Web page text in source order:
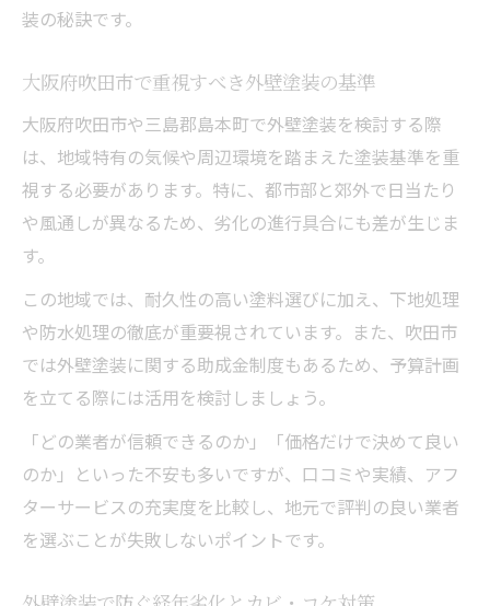
装の秘訣です。
大阪府吹田市で重視すべき外壁塗装の基準
大阪府吹田市や三島郡島本町で外壁塗装を検討する際
は、地域特有の気候や周辺環境を踏まえた塗装基準を重
視する必要があります。特に、都市部と郊外で日当たり
や風通しが異なるため、劣化の進行具合にも差が生じま
す。
この地域では、耐久性の高い塗料選びに加え、下地処理
や防水処理の徹底が重要視されています。また、吹田市
では外壁塗装に関する助成金制度もあるため、予算計画
を立てる際には活用を検討しましょう。
「どの業者が信頼できるのか」「価格だけで決めて良い
のか」といった不安も多いですが、口コミや実績、アフ
ターサービスの充実度を比較し、地元で評判の良い業者
を選ぶことが失敗しないポイントです。